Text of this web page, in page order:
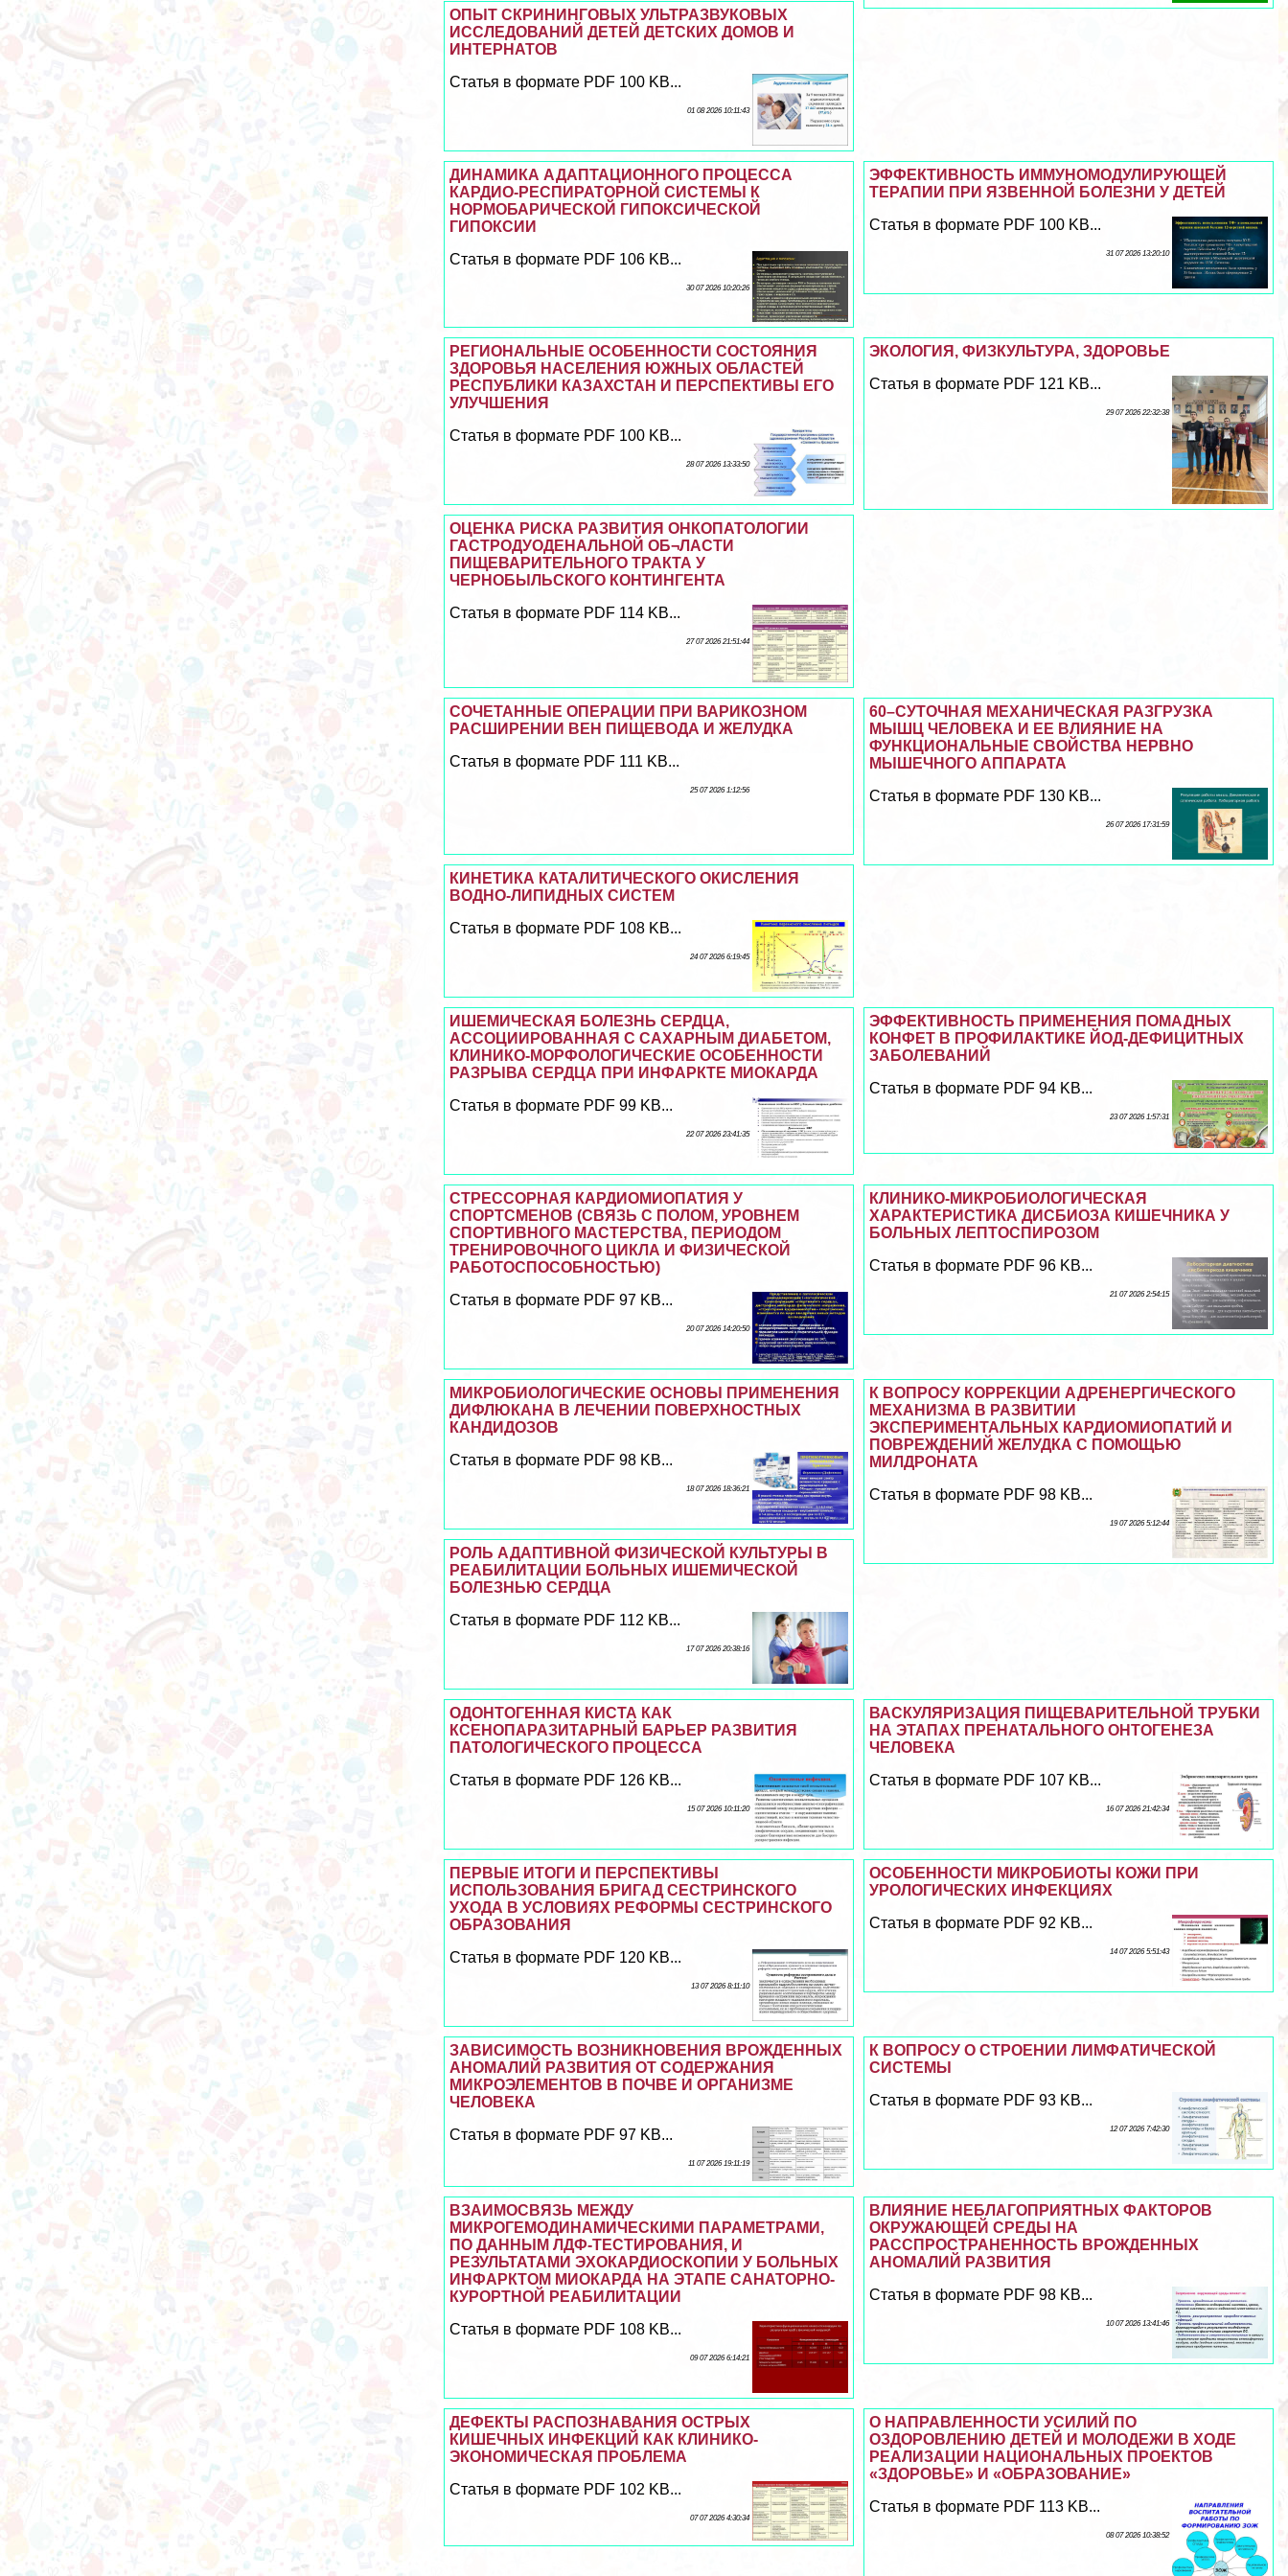
ОПЫТ СКРИНИНГОВЫХ УЛЬТРАЗВУКОВЫХ
ИССЛЕДОВАНИЙ ДЕТЕЙ ДЕТСКИХ ДОМОВ И
ИНТЕРНАТОВ
Статья в формате PDF 100 KB...
01 08 2026 10:11:43
ЭФФЕКТИВНОСТЬ ИММУНОМОДУЛИРУЮЩЕЙ
ТЕРАПИИ ПРИ ЯЗВЕННОЙ БОЛЕЗНИ У ДЕТЕЙ
Статья в формате PDF 100 KB...
31 07 2026 13:20:10
ДИНАМИКА АДАПТАЦИОННОГО ПРОЦЕССА
КАРДИО-РЕСПИРАТОРНОЙ СИСТЕМЫ К
НОРМОБАРИЧЕСКОЙ ГИПОКСИЧЕСКОЙ
ГИПОКСИИ
Статья в формате PDF 106 KB...
30 07 2026 10:20:26
ЭКОЛОГИЯ, ФИЗКУЛЬТУРА, ЗДОРОВЬЕ
Статья в формате PDF 121 KB...
29 07 2026 22:32:38
РЕГИОНАЛЬНЫЕ ОСОБЕННОСТИ СОСТОЯНИЯ
ЗДОРОВЬЯ НАСЕЛЕНИЯ ЮЖНЫХ ОБЛАСТЕЙ
РЕСПУБЛИКИ КАЗАХСТАН И ПЕРСПЕКТИВЫ ЕГО
УЛУЧШЕНИЯ
Статья в формате PDF 100 KB...
28 07 2026 13:33:50
ОЦЕНКА РИСКА РАЗВИТИЯ ОНКОПАТОЛОГИИ
ГАСТРОДУОДЕНАЛЬНОЙ ОБ¬ЛАСТИ
ПИЩЕВАРИТЕЛЬНОГО ТРАКТА У
ЧЕРНОБЫЛЬСКОГО КОНТИНГЕНТА
Статья в формате PDF 114 KB...
27 07 2026 21:51:44
60–СУТОЧНАЯ МЕХАНИЧЕСКАЯ РАЗГРУЗКА
МЫШЦ ЧЕЛОВЕКА И ЕЕ ВЛИЯНИЕ НА
ФУНКЦИОНАЛЬНЫЕ СВОЙСТВА НЕРВНО
МЫШЕЧНОГО АППАРАТА
Статья в формате PDF 130 KB...
26 07 2026 17:31:59
СОЧЕТАННЫЕ ОПЕРАЦИИ ПРИ ВАРИКОЗНОМ
РАСШИРЕНИИ ВЕН ПИЩЕВОДА И ЖЕЛУДКА
Статья в формате PDF 111 KB...
25 07 2026 1:12:56
КИНЕТИКА КАТАЛИТИЧЕСКОГО ОКИСЛЕНИЯ
ВОДНО-ЛИПИДНЫХ СИСТЕМ
Статья в формате PDF 108 KB...
24 07 2026 6:19:45
ЭФФЕКТИВНОСТЬ ПРИМЕНЕНИЯ ПОМАДНЫХ
КОНФЕТ В ПРОФИЛАКТИКЕ ЙОД-ДЕФИЦИТНЫХ
ЗАБОЛЕВАНИЙ
Статья в формате PDF 94 KB...
23 07 2026 1:57:31
ИШЕМИЧЕСКАЯ БОЛЕЗНЬ СЕРДЦА,
АССОЦИИРОВАННАЯ С САХАРНЫМ ДИАБЕТОМ,
КЛИНИКО-МОРФОЛОГИЧЕСКИЕ ОСОБЕННОСТИ
РАЗРЫВА СЕРДЦА ПРИ ИНФАРКТЕ МИОКАРДА
Статья в формате PDF 99 KB...
22 07 2026 23:41:35
КЛИНИКО-МИКРОБИОЛОГИЧЕСКАЯ
ХАРАКТЕРИСТИКА ДИСБИОЗА КИШЕЧНИКА У
БОЛЬНЫХ ЛЕПТОСПИРОЗОМ
Статья в формате PDF 96 KB...
21 07 2026 2:54:15
СТРЕССОРНАЯ КАРДИОМИОПАТИЯ У
СПОРТСМЕНОВ (СВЯЗЬ С ПОЛОМ, УРОВНЕМ
СПОРТИВНОГО МАСТЕРСТВА, ПЕРИОДОМ
ТРЕНИРОВОЧНОГО ЦИКЛА И ФИЗИЧЕСКОЙ
РАБОТОСПОСОБНОСТЬЮ)
Статья в формате PDF 97 KB...
20 07 2026 14:20:50
К ВОПРОСУ КОРРЕКЦИИ АДРЕНЕРГИЧЕСКОГО
МЕХАНИЗМА В РАЗВИТИИ
ЭКСПЕРИМЕНТАЛЬНЫХ КАРДИОМИОПАТИЙ И
ПОВРЕЖДЕНИЙ ЖЕЛУДКА С ПОМОЩЬЮ
МИЛДРОНАТА
Статья в формате PDF 98 KB...
19 07 2026 5:12:44
МИКРОБИОЛОГИЧЕСКИЕ ОСНОВЫ ПРИМЕНЕНИЯ
ДИФЛЮКАНА В ЛЕЧЕНИИ ПОВЕРХНОСТНЫХ
КАНДИДОЗОВ
Статья в формате PDF 98 KB...
18 07 2026 18:36:21
РОЛЬ АДАПТИВНОЙ ФИЗИЧЕСКОЙ КУЛЬТУРЫ В
РЕАБИЛИТАЦИИ БОЛЬНЫХ ИШЕМИЧЕСКОЙ
БОЛЕЗНЬЮ СЕРДЦА
Статья в формате PDF 112 KB...
17 07 2026 20:38:16
ВАСКУЛЯРИЗАЦИЯ ПИЩЕВАРИТЕЛЬНОЙ ТРУБКИ
НА ЭТАПАХ ПРЕНАТАЛЬНОГО ОНТОГЕНЕЗА
ЧЕЛОВЕКА
Статья в формате PDF 107 KB...
16 07 2026 21:42:34
ОДОНТОГЕННАЯ КИСТА КАК
КСЕНОПАРАЗИТАРНЫЙ БАРЬЕР РАЗВИТИЯ
ПАТОЛОГИЧЕСКОГО ПРОЦЕССА
Статья в формате PDF 126 KB...
15 07 2026 10:11:20
ОСОБЕННОСТИ МИКРОБИОТЫ КОЖИ ПРИ
УРОЛОГИЧЕСКИХ ИНФЕКЦИЯХ
Статья в формате PDF 92 KB...
14 07 2026 5:51:43
ПЕРВЫЕ ИТОГИ И ПЕРСПЕКТИВЫ
ИСПОЛЬЗОВАНИЯ БРИГАД СЕСТРИНСКОГО
УХОДА В УСЛОВИЯХ РЕФОРМЫ СЕСТРИНСКОГО
ОБРАЗОВАНИЯ
Статья в формате PDF 120 KB...
13 07 2026 8:11:10
К ВОПРОСУ О СТРОЕНИИ ЛИМФАТИЧЕСКОЙ
СИСТЕМЫ
Статья в формате PDF 93 KB...
12 07 2026 7:42:30
ЗАВИСИМОСТЬ ВОЗНИКНОВЕНИЯ ВРОЖДЕННЫХ
АНОМАЛИЙ РАЗВИТИЯ ОТ СОДЕРЖАНИЯ
МИКРОЭЛЕМЕНТОВ В ПОЧВЕ И ОРГАНИЗМЕ
ЧЕЛОВЕКА
Статья в формате PDF 97 KB...
11 07 2026 19:11:19
ВЛИЯНИЕ НЕБЛАГОПРИЯТНЫХ ФАКТОРОВ
ОКРУЖАЮЩЕЙ СРЕДЫ НА
РАССПРОСТРАНЕННОСТЬ ВРОЖДЕННЫХ
АНОМАЛИЙ РАЗВИТИЯ
Статья в формате PDF 98 KB...
10 07 2026 13:41:46
ВЗАИМОСВЯЗЬ МЕЖДУ
МИКРОГЕМОДИНАМИЧЕСКИМИ ПАРАМЕТРАМИ,
ПО ДАННЫМ ЛДФ-ТЕСТИРОВАНИЯ, И
РЕЗУЛЬТАТАМИ ЭХОКАРДИОСКОПИИ У БОЛЬНЫХ
ИНФАРКТОМ МИОКАРДА НА ЭТАПЕ САНАТОРНО-
КУРОРТНОЙ РЕАБИЛИТАЦИИ
Статья в формате PDF 108 KB...
09 07 2026 6:14:21
О НАПРАВЛЕННОСТИ УСИЛИЙ ПО
ОЗДОРОВЛЕНИЮ ДЕТЕЙ И МОЛОДЕЖИ В ХОДЕ
РЕАЛИЗАЦИИ НАЦИОНАЛЬНЫХ ПРОЕКТОВ
«ЗДОРОВЬЕ» И «ОБРАЗОВАНИЕ»
Статья в формате PDF 113 KB...
08 07 2026 10:38:52
ДЕФЕКТЫ РАСПОЗНАВАНИЯ ОСТРЫХ
КИШЕЧНЫХ ИНФЕКЦИЙ КАК КЛИНИКО-
ЭКОНОМИЧЕСКАЯ ПРОБЛЕМА
Статья в формате PDF 102 KB...
07 07 2026 4:30:34